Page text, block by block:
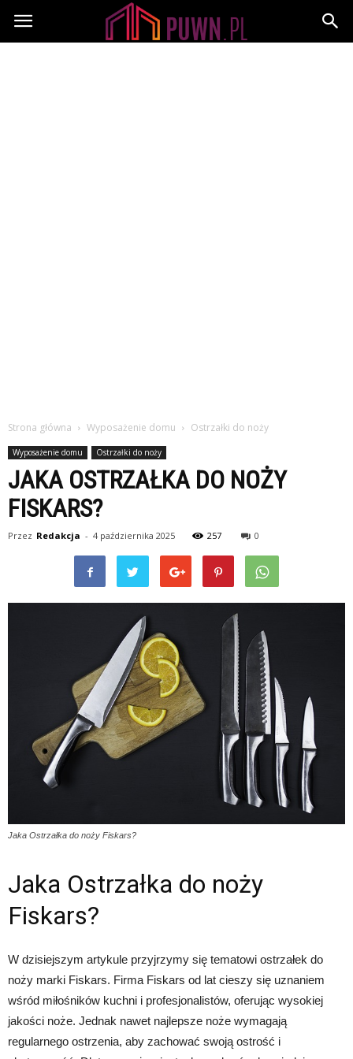
PUWN.pl
Strona główna Wyposażenie domu Ostrzałki do noży
Wyposażenie domu Ostrzałki do noży
JAKA OSTRZAŁKA DO NOŻY
FISKARS?
Przez Redakcja - 4 października 2025 257 0
Jaka Ostrzałka do noży Fiskars?
Jaka Ostrzałka do noży
Fiskars?
W dzisiejszym artykule przyjrzymy się tematowi ostrzałek do
noży marki Fiskars. Firma Fiskars od lat cieszy się uznaniem
wśród miłośników kuchni i profesjonalistów, oferując wysokiej
jakości noże. Jednak nawet najlepsze noże wymagają
regularnego ostrzenia, aby zachować swoją ostrość i